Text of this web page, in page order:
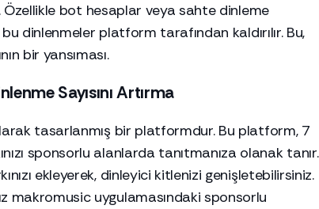
Özellikle bot hesaplar veya sahte dinleme
dinlenmeler platform tarafından kaldırılır. Bu,
bir yansıması.
Sayısını Artırma
tasarlanmış bir platformdur. Bu platform, 7
sponsorlu alanlarda tanıtmanıza olanak tanır.
ekleyerek, dinleyici kitlenizi genişletebilirsiniz.
makromusic uygulamasındaki sponsorlu